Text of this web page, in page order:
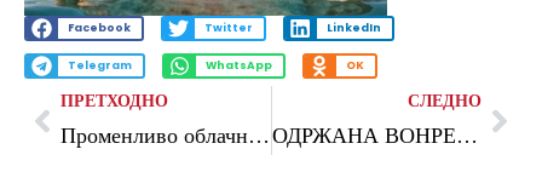
Facebook Twitter LinkedIn
Telegram WhatsApp OK
ПРЕТХОДНО
Променливо облачно со повремени врнежи од дожд
СЛЕДНО
ОДРЖАНА ВОНРЕДНА СЕДНИЦА НА СОВЕТОТ НА ОПШТИНА ОХРИД